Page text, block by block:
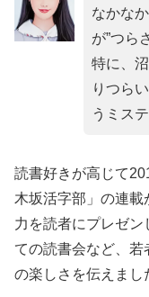
なかな
が”つら
特に、
りつら
うミステ
読書好きが高じて
木坂活字部」の連
力を読者にプレゼ
ての読書会など、
の楽しさを伝えまし